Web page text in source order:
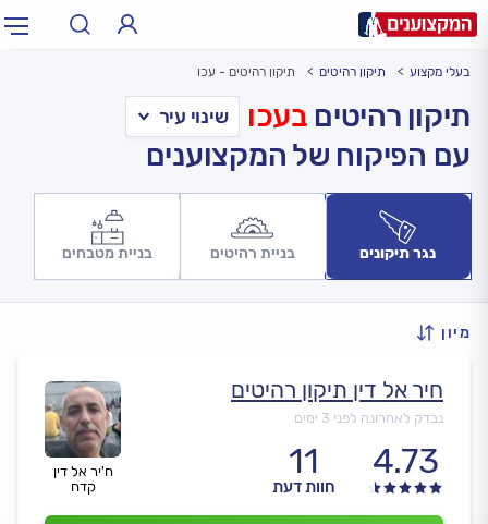
עירעיר: תל אביב, חיפה…
בעלי מקצוע תיקון רהיטים תיקון רהיטים - עכו
תיקון רהיטים בעכו
עם הפיקוח של המקצוענים
נגר תיקונים בניית רהיטים בניית מטבחים
מיון
ח'יר אל דין
קדח
חיר אל דין תיקון רהיטים
נבדק לאחרונה לפני 3 ימים
4.73
11
חוות דעת